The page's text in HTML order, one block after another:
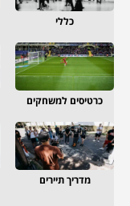
כללי
כרטיסים למשחקים
מדריך תיירים